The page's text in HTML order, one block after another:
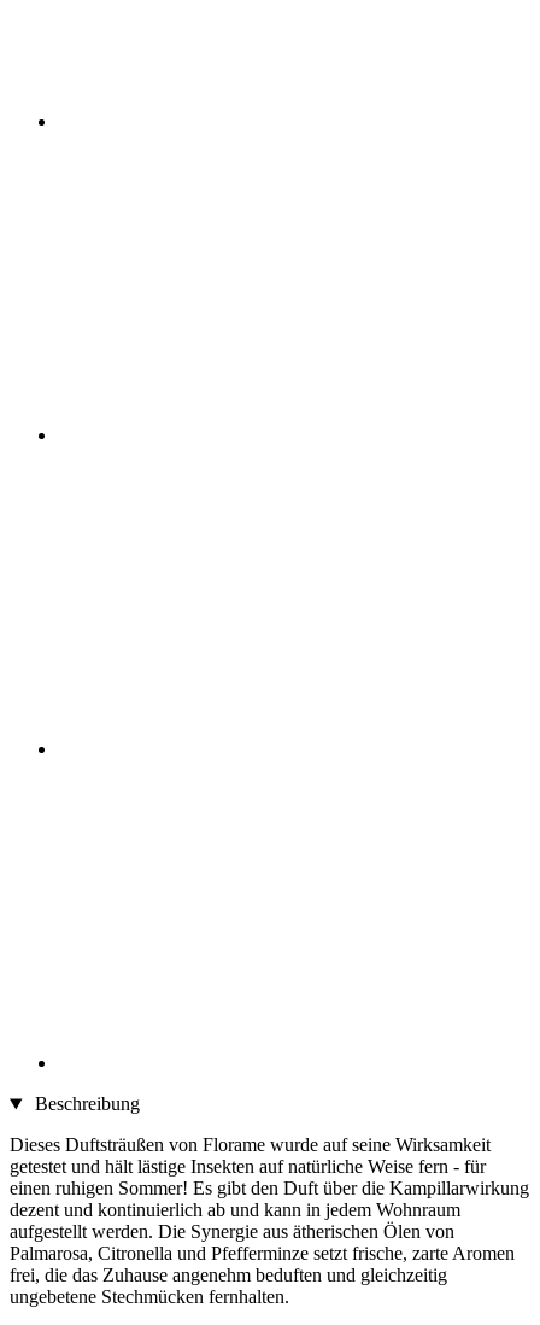
Beschreibung
Dieses Duftsträußen von Florame wurde auf seine Wirksamkeit
getestet und hält lästige Insekten auf natürliche Weise fern - für
einen ruhigen Sommer! Es gibt den Duft über die Kampillarwirkung
dezent und kontinuierlich ab und kann in jedem Wohnraum
aufgestellt werden. Die Synergie aus ätherischen Ölen von
Palmarosa, Citronella und Pfefferminze setzt frische, zarte Aromen
frei, die das Zuhause angenehm beduften und gleichzeitig
ungebetene Stechmücken fernhalten.